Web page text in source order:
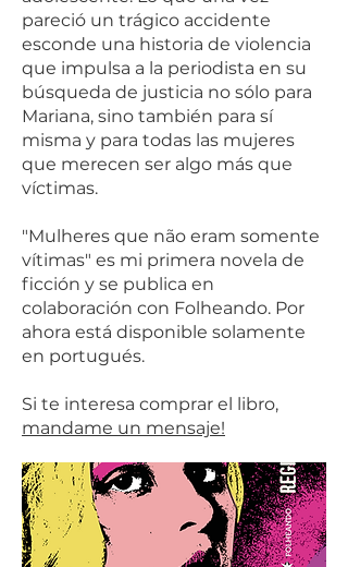
pareció un trágico accidente
esconde una historia de violencia
que impulsa a la periodista en su
búsqueda de justicia no sólo para
Mariana, sino también para sí
misma y para todas las mujeres
que merecen ser algo más que
víctimas.
"Mulheres que não eram somente
vítimas" es mi primera novela de
ficción y se publica en
colaboración con Folheando. Por
ahora está disponible solamente
en portugués.
Si te interesa comprar el libro,
mandame un mensaje!